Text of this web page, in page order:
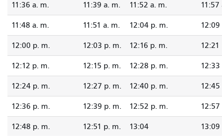
11:36 a. m. 11:39 a. m. 11:52 a. m. 11:57
11:48 a. m. 11:51 a. m. 12:04 p. m.
12:00 p. m. 12:03 p. m. 12:16 p. m. 12:21
12:12 p. m. 12:15 p. m. 12:28 p. m.
12:24 p. m. 12:27 p. m. 12:40 p. m.
12:36 p. m. 12:39 p. m. 12:52 p. m.
12:48 p. m. 12:51 p. m. 13:04 13:09